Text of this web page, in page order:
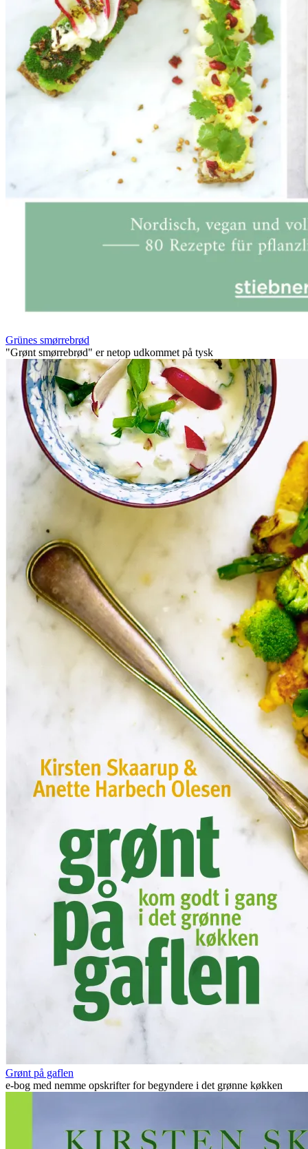
Grünes smørrebrød
"Grønt smørrebrød" er netop udkommet på tysk
Grønt på gaflen
e-bog med nemme opskrifter for begyndere i det grønne køkken